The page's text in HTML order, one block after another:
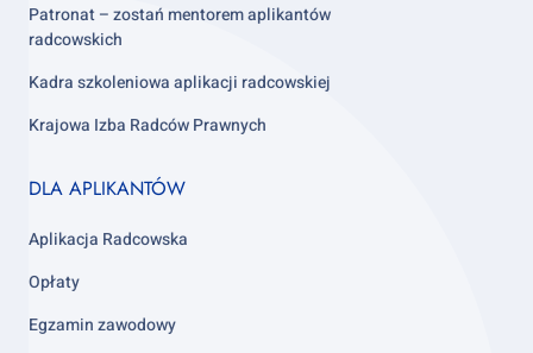
Patronat – zostań mentorem aplikantów
radcowskich
Kadra szkoleniowa aplikacji radcowskiej
Krajowa Izba Radców Prawnych
Footer
3
DLA APLIKANTÓW
Aplikacja Radcowska
Opłaty
Egzamin zawodowy